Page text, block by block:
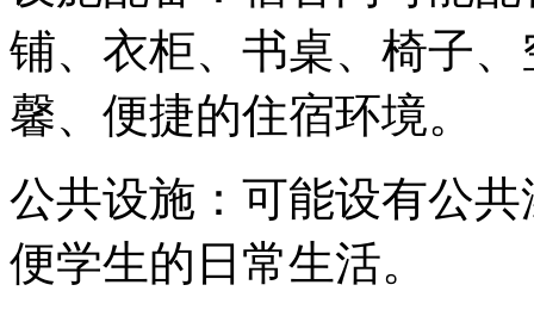
铺、衣柜、书桌、椅子
馨、便捷的住宿环境。
公共设施：可能设有公
便学生的日常生活。